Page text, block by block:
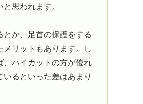
思われます。
とか、足首の保護をする
メリットもあります。し
、ハイカットの方が優れ
るといった差はあまり